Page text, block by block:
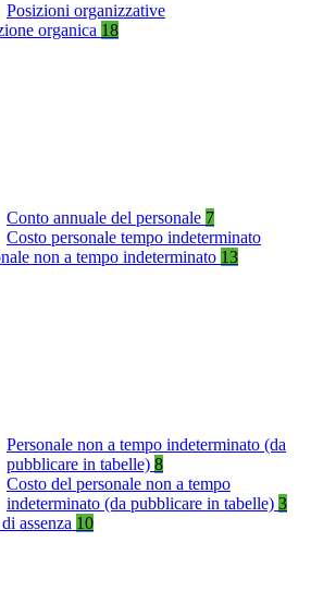
Posizioni organizzative
organica 18
Conto annuale del personale 7
Costo personale tempo indeterminato
non a tempo indeterminato 13
Personale non a tempo indeterminato (da
pubblicare in tabelle) 8
Costo del personale non a tempo
indeterminato (da pubblicare in tabelle) 3
assenza 10